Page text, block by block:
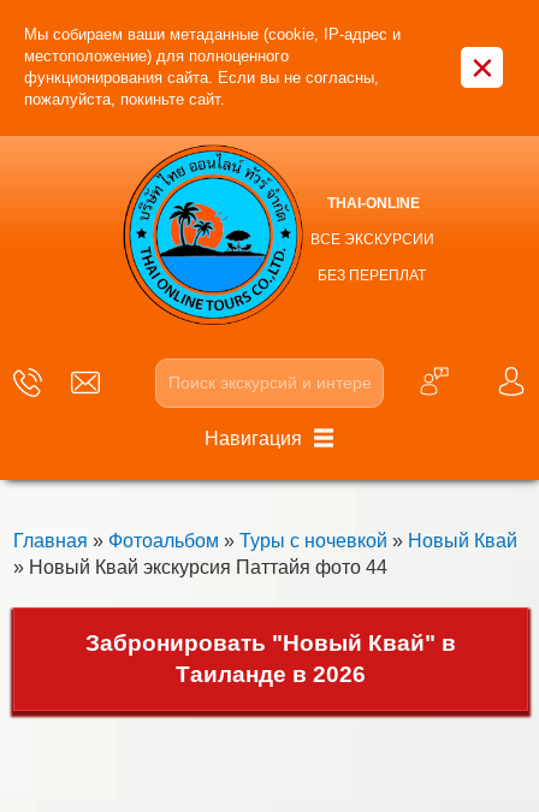
Мы собираем ваши метаданные (cookie, IP-адрес и
местоположение) для полноценного
функционирования сайта. Если вы не согласны,
пожалуйста, покиньте сайт.
×
THAI-ONLINE
ВСЕ ЭКСКУРСИИ
БЕЗ ПЕРЕПЛАТ
Навигация
Главная » Фотоальбом » Туры с ночевкой » Новый Квай
» Новый Квай экскурсия Паттайя фото 44
Забронировать "Новый Квай" в
Таиланде в 2026